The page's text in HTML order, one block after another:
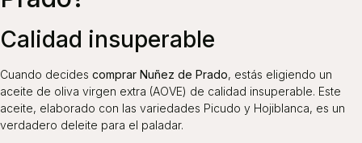
Calidad insuperable
Cuando decides comprar Nuñez de Prado, estás eligiendo un
aceite de oliva virgen extra (AOVE) de calidad insuperable. Este
aceite, elaborado con las variedades Picudo y Hojiblanca, es un
verdadero deleite para el paladar.